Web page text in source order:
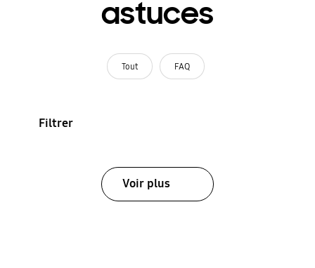
astuces
Tout FAQ
Filtrer
Voir plus